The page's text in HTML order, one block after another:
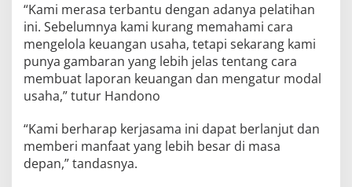
“Kami merasa terbantu dengan adanya pelatihan
ini. Sebelumnya kami kurang memahami cara
mengelola keuangan usaha, tetapi sekarang kami
punya gambaran yang lebih jelas tentang cara
membuat laporan keuangan dan mengatur modal
usaha,” tutur Handono
“Kami berharap kerjasama ini dapat berlanjut dan
memberi manfaat yang lebih besar di masa
depan,” tandasnya.